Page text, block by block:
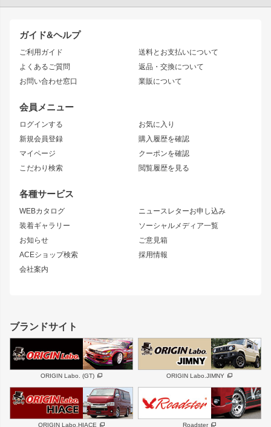
ガイド&ヘルプ
ご利用ガイド
よくあるご質問
お問い合わせ窓口
送料とお支払いについて
返品・交換について
業販について
会員メニュー
ログインする
新規会員登録
マイページ
こだわり検索
お気に入り
購入履歴を確認
クーポンを確認
閲覧履歴を見る
各種サービス
WEBカタログ
装着ギャラリー
お知らせ
ACEショップ検索
会社案内
ニュースレターお申し込み
ソーシャルメディア一覧
ご意見箱
採用情報
JZX90 CHASER
JZX110 MARK II
JZX100 MARK II
JZX90 MARK II
トレノ
マークX
アリスト
ソアラ
アルテッツァ
ニッサン
S15 シルビア
S14 シルビア 後期
S13 シルビア
180SX
シルエイティ
ワンビア
ローレル
セフィーロ
キャラバン
スズキ
GS350
SC
スバル 三菱
デリカ D:5
軽自動車 汎用
エアロシリーズ
ドリフトライン
風神
雷神
レーシングライン
アタックライン
ストリームライン
リアウイング
ジムニーパーツ
ホイール
MUD-S7
MUD-SR7
まつど家 鉄漢
ボンネット
フェンダー
サイドパーツ
リアゲート
メンテナンスパーツ
ハイエースパーツ
ホイール
DAYTONA-RS
DAYTONA-RS NEO
ブランドサイト
ORIGIN Labo. (GT) ORIGIN Labo.JIMNY
ORIGIN Labo.HIACE Roadster